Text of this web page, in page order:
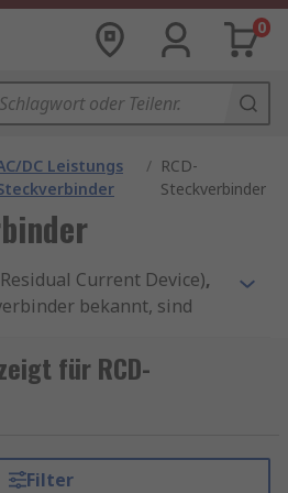
0
DC Leistungs
/ RCD-
Steckverbinder
Current Device),
bekannt, sind
werden, wo
und eine kompakte
Sie kommen
Medizintechnik, Mess‑
für RCD-
Filter